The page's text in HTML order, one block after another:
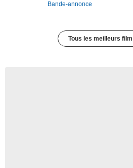
Bande-annonce
Tous les meilleurs